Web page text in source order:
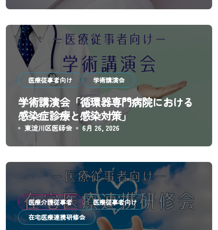
医療従事者向け 学術講演会
学術講演会「循環器専門病院における
感染症診療と感染対策」
東淀川区医師会 6月 26, 2026
医療介護従事者
医療従事者向け
在宅医療連携研修会